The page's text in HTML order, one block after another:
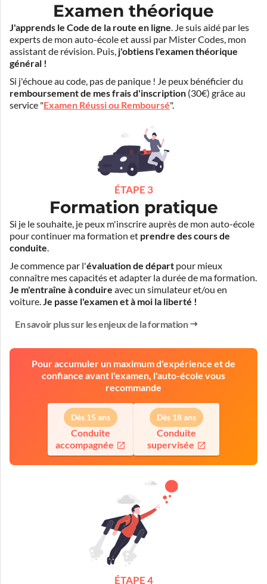
Examen théorique
J'apprends le Code de la route en ligne. Je suis aidé par les
experts de mon auto-école et aussi par Mister Codes, mon
assistant de révision. Puis, j'obtiens l'examen théorique
général !
Si j'échoue au code, pas de panique ! Je peux bénéficier du
remboursement de mes frais d'inscription (30€) grâce au
service "Examen Réussi ou Remboursé".
ÉTAPE 3
Formation pratique
Si je le souhaite, je peux m'inscrire auprès de mon auto-école
pour continuer ma formation et prendre des cours de
conduite.
Je commence par l'évaluation de départ pour mieux
connaître mes capacités et adapter la durée de ma formation.
Je m'entraîne à conduire avec un simulateur et/ou en
voiture. Je passe l'examen et à moi la liberté !
En savoir plus sur les enjeux de la formation
Pour accumuler un maximum d'expérience et de
confiance avant l'examen, l'auto-école vous
recommande
Dès 15 ans
Conduite
accompagnée
Dès 18 ans
Conduite
supervisée
ÉTAPE 4